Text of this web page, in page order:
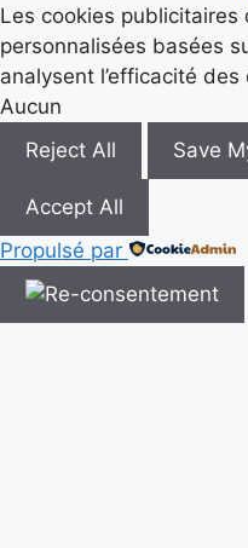
Les cookies
personnalisées basées
analysent l’efficacité
Aucun
Reject All
Save
Accept All
Propulsé par